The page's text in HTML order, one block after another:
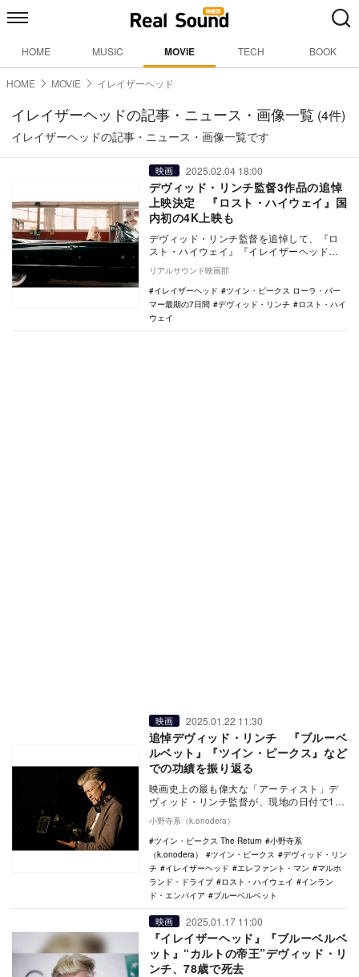
HOME MUSIC MOVIE TECH BOOK
HOME MOVIE イレイザーヘッド
イレイザーヘッドの記事・ニュース・画像一覧 (4件)
イレイザーヘッドの記事・ニュース・画像一覧です
映画 2025.02.04 18:00
デヴィッド・リンチ監督3作品の追悼
上映決定 『ロスト・ハイウェイ』国
内初の4K上映も
デヴィッド・リンチ監督を追悼して、『ロ
スト・ハイウェイ』『イレイザーヘッド』
『ツイン・ピークス ローラ・パーマー最期
の7日間』の…
リアルサウンド映画部
イレイザーヘッド
ツイン・ピークス ローラ・パー
マー最期の7日間
デヴィッド・リンチ
ロスト・ハイ
ウェイ
映画 2025.01.22 11:30
追悼デヴィッド・リンチ 『ブルーベ
ルベット』『ツイン・ピークス』など
での功績を振り返る
映画史上の最も偉大な「アーティスト」デ
ヴィッド・リンチ監督が、現地の日付で1月
16日に亡くなった。 ハリウッドセレブも
数多く…
小野寺系（k.onodera）
ツイン・ピークス The Return
小野寺系
（k.onodera）
ツイン・ピークス
デヴィッド・リン
チ
イレイザーヘッド エレファント・マン
マルホ
ランド・ドライブ
ロスト・ハイウェイ
インラン
ド・エンパイア
ブルーベルベット
映画 2025.01.17 11:00
『イレイザーヘッド』『ブルーベルベ
ット』“カルトの帝王”デヴィッド・リ
ンチ、78歳で死去